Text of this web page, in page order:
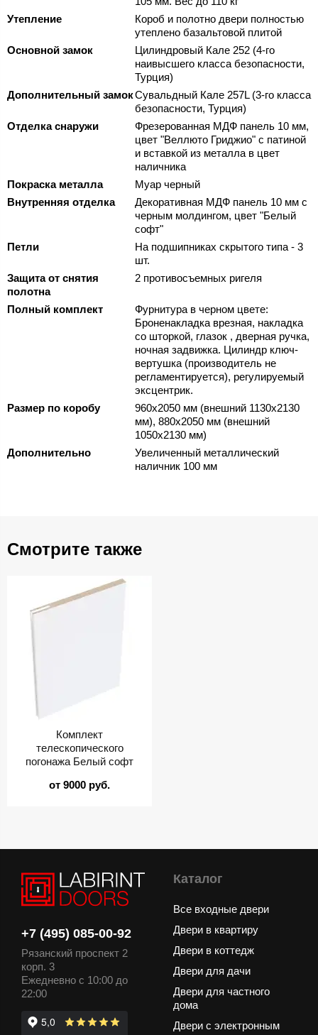
Утепление
Короб и полотно двери полностью
утеплено базальтовой плитой
Основной замок
Цилиндровый Кале 252 (4-го
наивысшего класса безопасности,
Турция)
Дополнительный замокСувальдный Кале 257L (3-го класса
безопасности, Турция)
Отделка снаружи
Фрезерованная МДФ панель 10 мм,
цвет "Веллюто Гриджио" с патиной
и вставкой из металла в цвет
наличника
Покраска металла
Муар черный
Внутренняя отделка
Декоративная МДФ панель 10 мм с
черным молдингом, цвет "Белый
софт"
Петли
На подшипниках скрытого типа - 3
шт.
Защита от снятия
полотна
2 противосъемных ригеля
Полный комплект
Фурнитура в черном цвете:
Броненакладка врезная, накладка
со шторкой, глазок , дверная ручка,
ночная задвижка. Цилиндр ключ-
вертушка (производитель не
регламентируется), регулируемый
эксцентрик.
Размер по коробу
960х2050 мм (внешний 1130х2130
мм), 880х2050 мм (внешний
1050х2130 мм)
Дополнительно
Увеличенный металлический
наличник 100 мм
Смотрите также
Комплект
телескопического
погонажа Белый софт
от 9000 руб.
+7 (495) 085-00-92
Рязанский проспект 2
корп. 3
Ежедневно с 10:00 до
22:00
Каталог
Все входные двери
Двери в квартиру
Двери в коттедж
Двери для дачи
Двери для частного
дома
Двери с электронным